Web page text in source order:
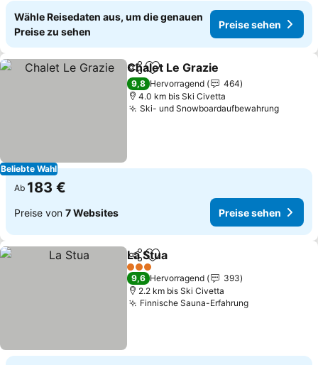
Wähle Reisedaten aus, um die genauen
Preise zu sehen
Preise sehen
Beliebte Wahl
TeilenZu Favoriten hinzufügen
Chalet Le Grazie
9,8 Hervorragend
464
4.0 km bis Ski Civetta
Ski- und SnowboardaufbewahrungPreise
Ab 183 €
Preise von 7 Websites Preise sehen
TeilenZu Favoriten hinzufügen
La Stua
3 Sterne
9,6 Hervorragend
393
2.2 km bis Ski Civetta
Finnische Sauna-ErfahrungPreise sehen